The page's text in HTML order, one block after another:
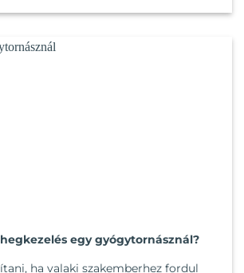
egy gyógytornásznál?
ha valaki szakemberhez fordul